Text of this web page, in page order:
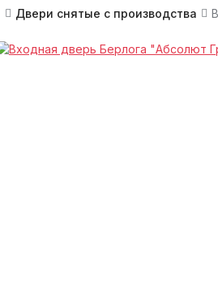
Двери снятые с производства